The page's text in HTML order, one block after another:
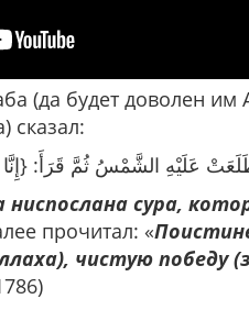
(да будет доволен
сказал:
عَلَيْهِ الشَّمْسُ ثُمَّ قَرَأَ: {إِنَّا
сура,
прочитал: «
чистую победу